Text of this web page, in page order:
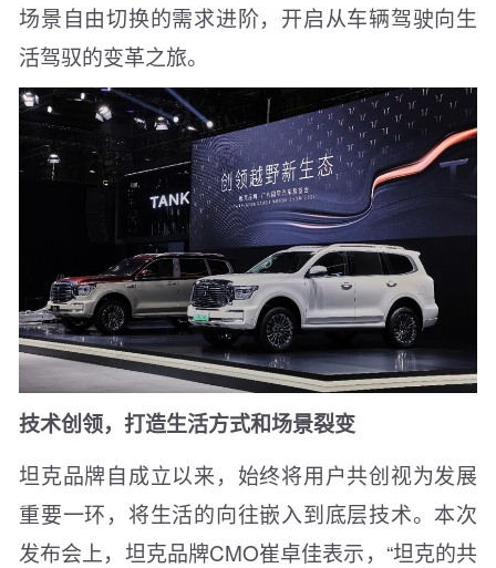
场景自由切换的需求进阶，开启从车辆驾驶向生
活驾驭的变革之旅。
技术创领，打造生活方式和场景裂变
坦克品牌自成立以来，始终将用户共创视为发展
重要一环，将生活的向往嵌入到底层技术。本次
发布会上，坦克品牌CMO崔卓佳表示，“坦克的共